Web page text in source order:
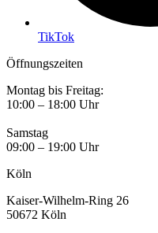
TikTok
Öffnungszeiten
Montag bis Freitag:
10:00 – 18:00 Uhr
Samstag
09:00 – 19:00 Uhr
Köln
Kaiser-Wilhelm-Ring 26
50672 Köln